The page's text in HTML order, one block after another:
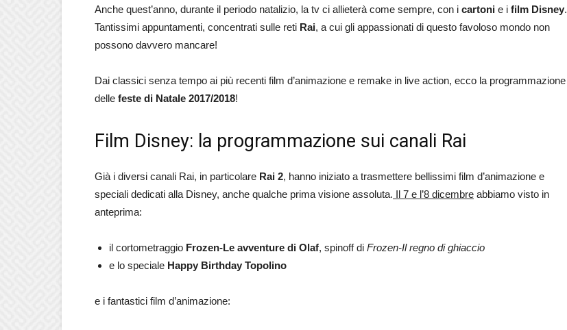
Anche quest’anno, durante il periodo natalizio, la tv ci allieterà come sempre, con i cartoni e i film Disney.
Tantissimi appuntamenti, concentrati sulle reti Rai, a cui gli appassionati di questo favoloso mondo non
possono davvero mancare!
Dai classici senza tempo ai più recenti film d’animazione e remake in live action, ecco la programmazione
delle feste di Natale 2017/2018!
Film Disney: la programmazione sui canali Rai
Già i diversi canali Rai, in particolare Rai 2, hanno iniziato a trasmettere bellissimi film d’animazione e
speciali dedicati alla Disney, anche qualche prima visione assoluta. Il 7 e l’8 dicembre abbiamo visto in
anteprima:
il cortometraggio Frozen-Le avventure di Olaf, spinoff di Frozen-Il regno di ghiaccio
e lo speciale Happy Birthday Topolino
e i fantastici film d’animazione: